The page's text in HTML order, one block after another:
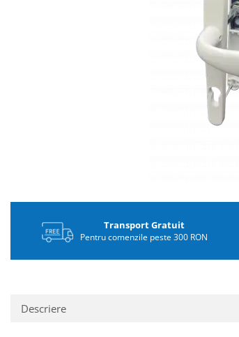
Transport Gratuit
Pentru comenzile peste 300 RON
Descriere